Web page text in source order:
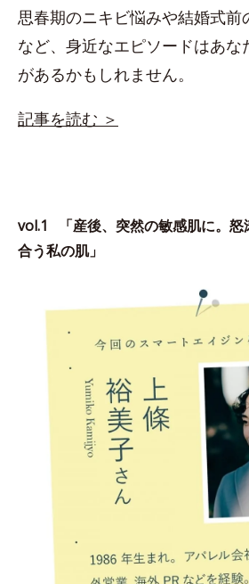
思春期のニキビ悩みや結婚式前
など、身近なエピソードはあな
があるかもしれません。
記事を読む ＞
vol.1 「産後、突然の敏感肌に。怒
合う私の肌」